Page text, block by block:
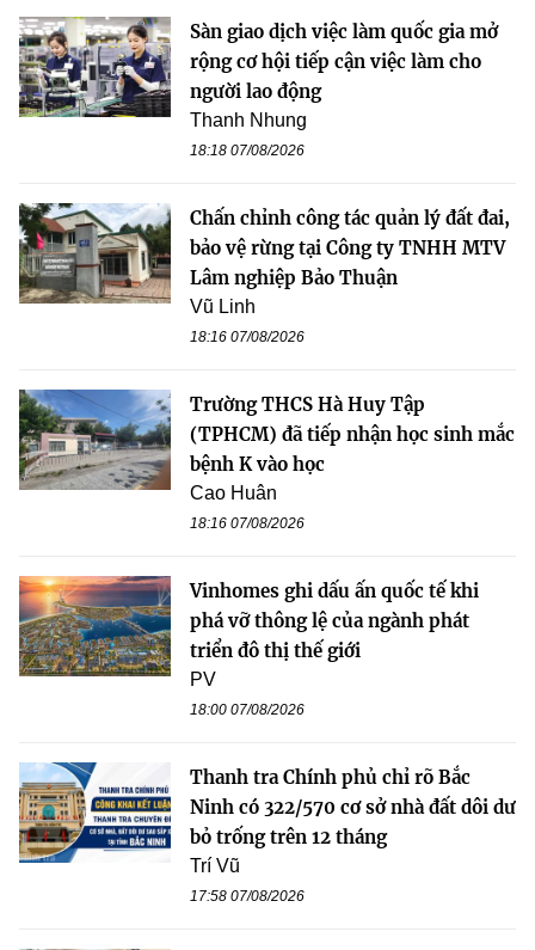
Sàn giao dịch việc làm quốc gia mở
rộng cơ hội tiếp cận việc làm cho
người lao động
Thanh Nhung
18:18 07/08/2026
Chấn chỉnh công tác quản lý đất đai,
bảo vệ rừng tại Công ty TNHH MTV
Lâm nghiệp Bảo Thuận
Vũ Linh
18:16 07/08/2026
Trường THCS Hà Huy Tập
(TPHCM) đã tiếp nhận học sinh mắc
bệnh K vào học
Cao Huân
18:16 07/08/2026
Vinhomes ghi dấu ấn quốc tế khi
phá vỡ thông lệ của ngành phát
triển đô thị thế giới
PV
18:00 07/08/2026
Thanh tra Chính phủ chỉ rõ Bắc
Ninh có 322/570 cơ sở nhà đất dôi dư
bỏ trống trên 12 tháng
Trí Vũ
17:58 07/08/2026